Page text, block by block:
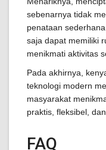
sebenarnya tidak
penataan
saja dapat memiliki
menikmati aktivitas
Pada akhirnya,
teknologi modern
masyarakat
praktis, fleksibel,
FAQ